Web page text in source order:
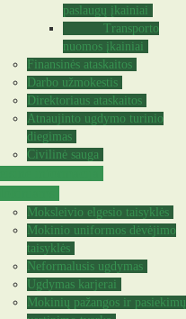
paslaugų įkainiai
Transporto
nuomos įkainiai
Finansinės ataskaitos
Darbo užmokestis
Direktoriaus ataskaitos
Atnaujinto ugdymo turinio
diegimas
Civilinė sauga
Moksleivio elgesio taisyklės
Mokinio uniformos dėvėjimo
taisyklės
Neformalusis ugdymas
Ugdymas karjerai
Mokinių pažangos ir pasiekimų